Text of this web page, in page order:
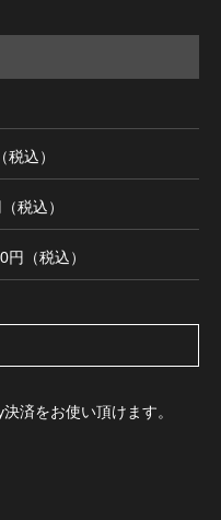
込）
税込）
（税込）
済をお使い頂けます。